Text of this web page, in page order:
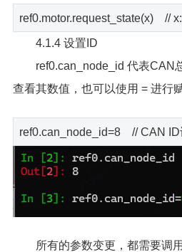
ref0.motor.request_state(x) //
4.1.4 设置ID
ref0.can_node_id 代表CAN
查看其数值，也可以使用 = 进行
ref0.can_node_id=8 // CAN ID
所有的参数变更，都需要调